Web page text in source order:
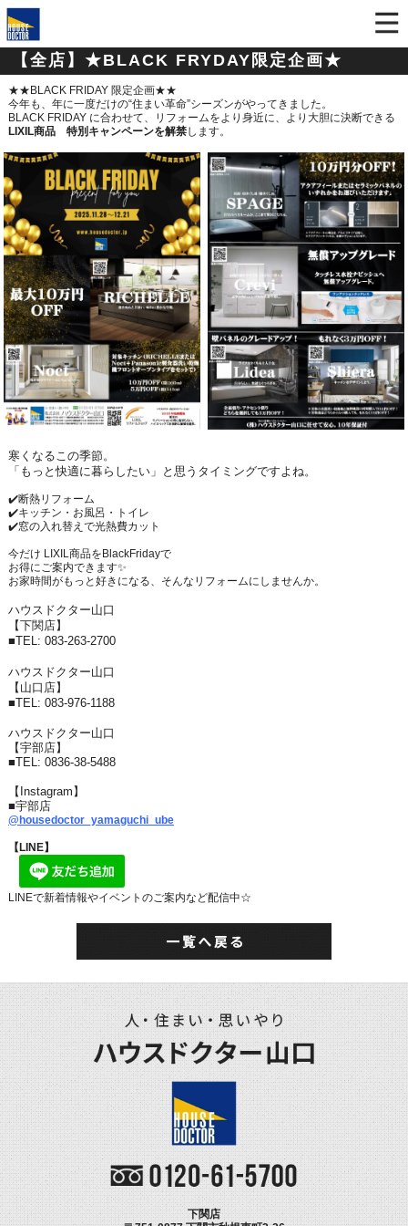
【全店】★BLACK FRYDAY限定企画★
★★BLACK FRIDAY 限定企画★★
今年も、年に一度だけの“住まい革命”シーズンがやってきました。
BLACK FRIDAY に合わせて、リフォームをより身近に、より大胆に決断できる
LIXIL商品 特別キャンペーンを解禁します。
寒くなるこの季節。
「もっと快適に暮らしたい」と思うタイミングですよね。
✔️断熱リフォーム
✔️キッチン・お風呂・トイレ
✔️窓の入れ替えで光熱費カット
今だけ LIXIL商品をBlackFridayで
お得にご案内できます✨
お家時間がもっと好きになる、そんなリフォームにしませんか。
ハウスドクター山口
【下関店】
■TEL: 083-263-2700
ハウスドクター山口
【山口店】
■TEL: 083-976-1188
ハウスドクター山口
【宇部店】
■TEL: 0836-38-5488
【Instagram】
■宇部店
@housedoctor_yamaguchi_ube
【LINE】
LINEで新着情報やイベントのご案内など配信中☆
下関店